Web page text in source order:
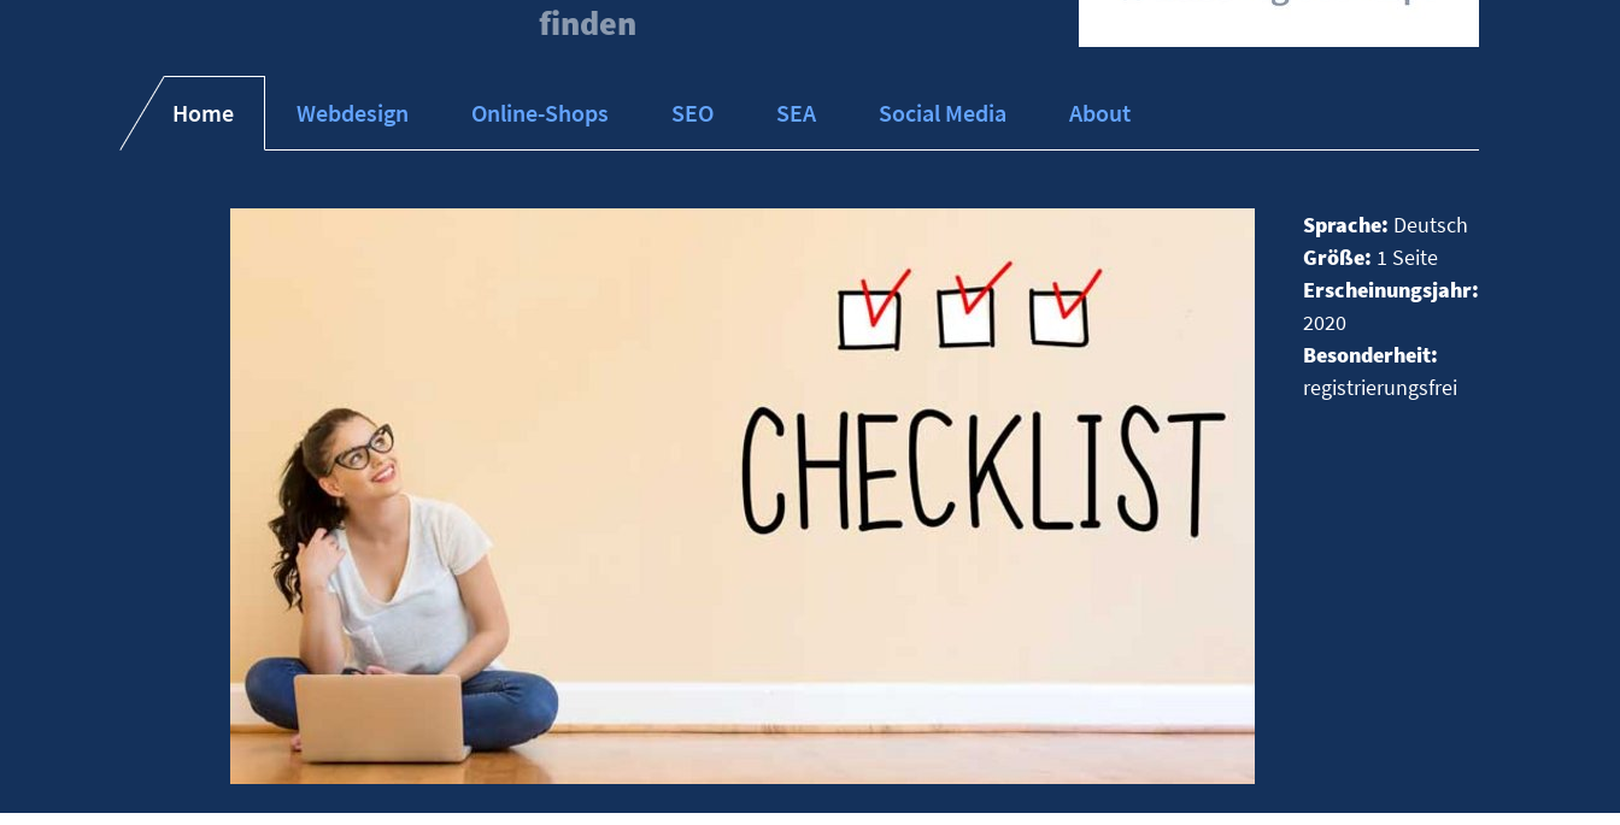
finden
Home Webdesign Online-Shops SEO SEA Social Media About
Sprache: Deutsch
Größe: 1 Seite
Erscheinungsjahr:
2020
Besonderheit:
registrierungsfrei